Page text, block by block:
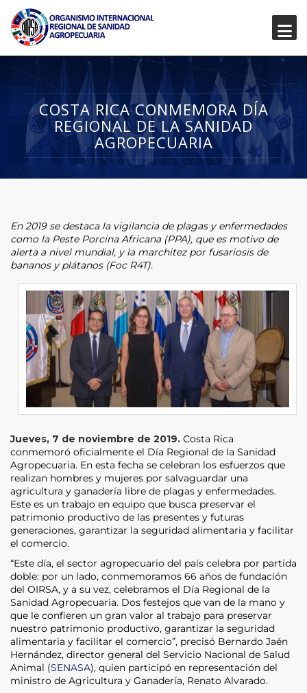
COSTA RICA CONMEMORA DÍA
REGIONAL DE LA SANIDAD
AGROPECUARIA
En 2019 se destaca la vigilancia de plagas y enfermedades
como la Peste Porcina Africana (PPA), que es motivo de
alerta a nivel mundial, y la marchitez por fusariosis de
bananos y plátanos (Foc R4T).
Jueves, 7 de noviembre de 2019. Costa Rica
conmemoró oficialmente el Día Regional de la Sanidad
Agropecuaria. En esta fecha se celebran los esfuerzos que
realizan hombres y mujeres por salvaguardar una
agricultura y ganadería libre de plagas y enfermedades.
Este es un trabajo en equipo que busca preservar el
patrimonio productivo de las presentes y futuras
generaciones, garantizar la seguridad alimentaria y facilitar
el comercio.
“Este día, el sector agropecuario del país celebra por partida
doble: por un lado, conmemoramos 66 años de fundación
del OIRSA, y a su vez, celebramos el Día Regional de la
Sanidad Agropecuaria. Dos festejos que van de la mano y
que le confieren un gran valor al trabajo para preservar
nuestro patrimonio productivo, garantizar la seguridad
alimentaria y facilitar el comercio”, precisó Bernardo Jaén
Hernández, director general del Servicio Nacional de Salud
Animal (SENASA), quien participó en representación del
ministro de Agricultura y Ganadería, Renato Alvarado.